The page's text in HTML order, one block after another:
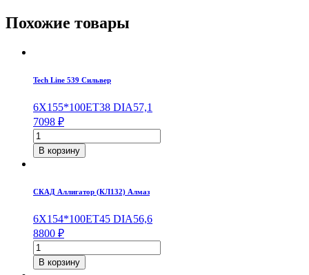
Похожие товары
Tech Line 539 Сильвер
6X155*100ET38 DIA57,1
7098 ₽
Количество
товара
Tech
Silver
ET38
DIA57,1
В корзину
СКАД Аллигатор (КЛ132) Алмаз
6X154*100ET45 DIA56,6
8800 ₽
Количество
товара
СКАД
В корзину